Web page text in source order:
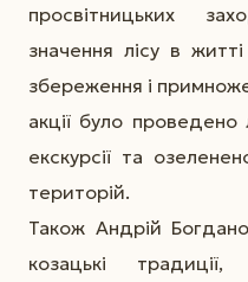
просвітницьких
значення лісу в
збереження і
акції було проведено
екскурсії та
територій.
Також Андрій
козацькі